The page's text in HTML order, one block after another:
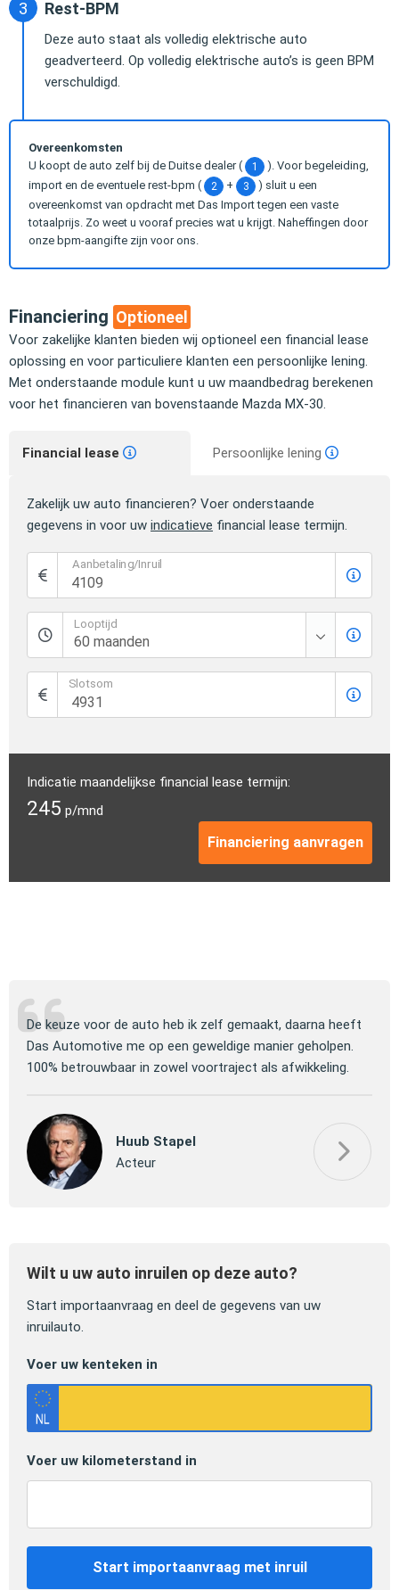
Rest-BPM
Deze auto staat als volledig elektrische auto
geadverteerd. Op volledig elektrische auto’s is geen BPM
verschuldigd.
Overeenkomsten
U koopt de auto zelf bij de Duitse dealer (
1
). Voor begeleiding,
import en de eventuele rest-bpm (
2 + 3
) sluit u een
overeenkomst van opdracht met Das Import tegen een vaste
totaalprijs. Zo weet u vooraf precies wat u krijgt. Naheffingen door
onze bpm-aangifte zijn voor ons.
Financiering Optioneel
Voor zakelijke klanten bieden wij optioneel een financial lease
oplossing en voor particuliere klanten een persoonlijke lening.
Met onderstaande module kunt u uw maandbedrag berekenen
voor het financieren van bovenstaande Mazda MX-30.
Financial lease Persoonlijke lening
Zakelijk uw auto financieren? Voer onderstaande
gegevens in voor uw indicatieve financial lease termijn.
Aanbetaling/Inruil
Looptijd
Slotsom
Indicatie maandelijkse financial lease termijn:
245 p/mnd
Financiering aanvragen
De keuze voor de auto heb ik zelf gemaakt, daarna heeft
Das Automotive me op een geweldige manier geholpen.
100% betrouwbaar in zowel voortraject als afwikkeling.
Huub Stapel
Acteur
Wilt u uw auto inruilen op deze auto?
Start importaanvraag en deel de gegevens van uw
inruilauto.
Voer uw kenteken in
Voer uw kilometerstand in
Start importaanvraag met inruil